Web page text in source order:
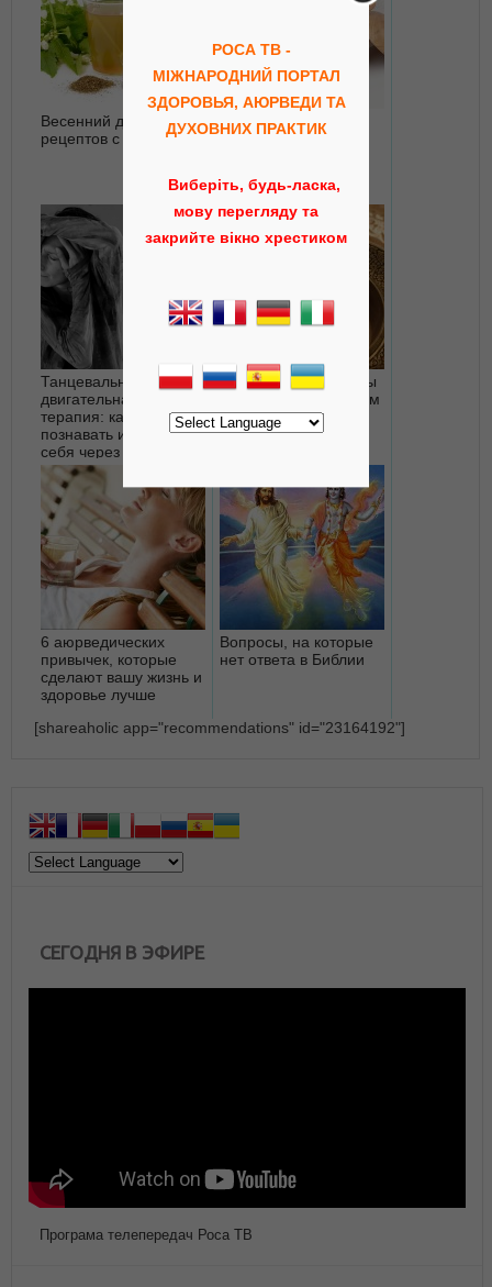
Весенний детокс: 5
рецептов с крапивой
Трифала - лучшее
универсальное
организма
Танцевально-
двигательная
терапия: как
познавать и менять
себя через движение
Философия Аюрведы
- интервью с Андреем
Головиновым
6 аюрведических
привычек, которые
сделают вашу жизнь и
здоровье лучше
Вопросы, на которые
нет ответа в Библии
[shareaholic app="recommendations" id="23164192"]
СЕГОДНЯ В ЭФИРЕ
Програма телепередач Роса ТВ
РОСА ТВ -
МІЖНАРОДНИЙ ПОРТАЛ
ЗДОРОВЬЯ, АЮРВЕДИ ТА
ДУХОВНИХ ПРАКТИК
Виберіть, будь-ласка,
мову перегляду та
закрийте вікно хрестиком